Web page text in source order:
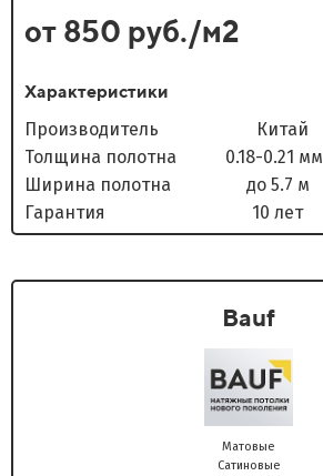
от 850 руб./м2
Характеристики
Производитель Китай
Толщина полотна 0.18-0.21 мм
Ширина полотна до 5.7 м
Гарантия 10 лет
Bauf
Матовые
Сатиновые